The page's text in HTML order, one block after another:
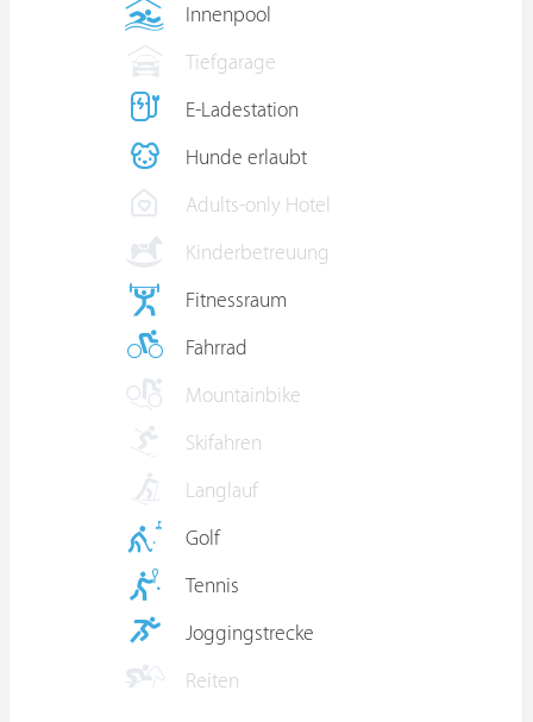
Innenpool
Tiefgarage
E-Ladestation
Hunde erlaubt
Adults-only Hotel
Kinderbetreuung
Fitnessraum
Fahrrad
Mountainbike
Skifahren
Langlauf
Golf
Tennis
Joggingstrecke
Reiten